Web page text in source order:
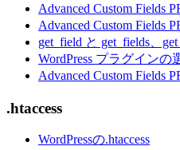
Advanced Custom Fields
Advanced Custom Fields
get_field と get_fields、
WordPress プラグインの
Advanced Custom Fields
.htaccess
WordPressの.htaccess